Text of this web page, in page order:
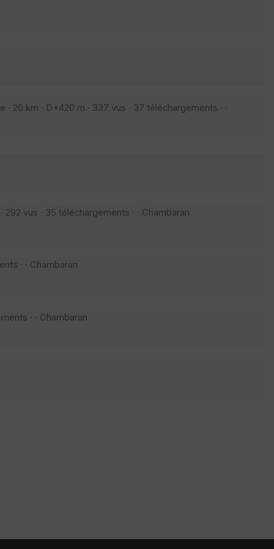
· 20 km · D+420 m · 337 vus · 37 téléchargements · ·
vus · 35 téléchargements · · Chambaran
· · Chambaran
· · Chambaran